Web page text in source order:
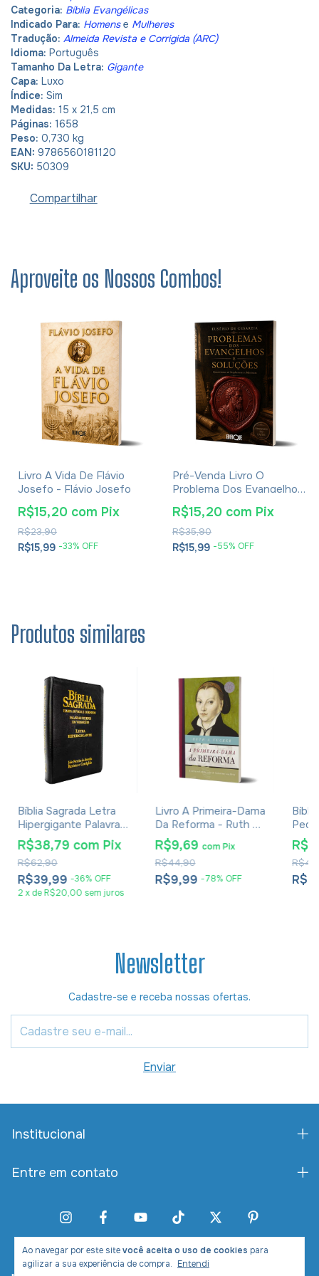
Ao navegar por este sitevocê aceita o uso de cookies para
agilizar a sua experiência de compra. Entendi
Categoria: Bíblia Evangélicas
Indicado Para: Homense Mulheres
Tradução: Almeida Revista e Corrigida (ARC)
Idioma: Português
Tamanho Da Letra: Gigante
Capa: Luxo
Índice: Sim
Medidas: 15 x 21,5 cm
Páginas: 1658
Peso: 0,730 kg
EAN: 9786560181120
SKU: 50309
Compartilhar
Aproveite os Nossos Combos!
Livro A Vida De Flávio
Josefo - Flávio Josefo
R$15,99 -33% OFF
R$23,90
R$15,20 com Pix
Pré-Venda Livro O
Problema Dos Evangelhos
E Soluções- Eusébio De
Cesareia
R$15,99 -55% OFF
R$35,90
R$15,20 com Pix
Produtos similares
Bíblia Sagrada Letra
Hipergigante Palavra
De Jesus Em
Vermelho Com Harpa
Zíper Preta
R$39,99 -36% OFF
R$62,90
R$38,79 com Pix
2 xdeR$20,00 sem juros
Livro A Primeira-Dama
Da Reforma - Ruth A.
Tucker
R$9,99 -78% OFF
R$44,90
R$9,69 com Pix
Newsletter
Cadastre-se e receba nossas ofertas.
Institucional
Entre em contato